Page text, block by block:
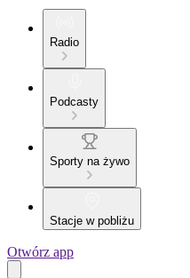
Radio
Podcasty
Sporty na żywo
Stacje w pobliżu
Otwórz app